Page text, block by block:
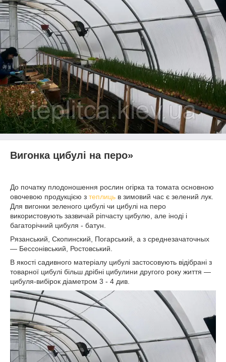
Вигонка цибулі на перо»
До початку плодоношення рослин огірка та томата основною
овочевою продукцією з теплиць в зимовий час є зелений лук.
Для вигонки зеленого цибулі чи цибулі на перо
використовують зазвичай ріпчасту цибулю, але іноді і
багаторічний цибуля - батун.
Рязанський, Скопинский, Погарський, а з среднезачаточных
— Бессонівський, Ростовський.
В якості садивного матеріалу цибулі застосовують відібрані з
товарної цибулі більш дрібні цибулини другого року життя —
цибуля-вибірок діаметром 3 - 4 див.